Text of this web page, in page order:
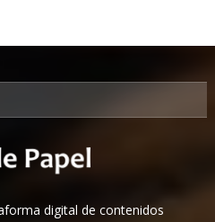
digital de contenidos